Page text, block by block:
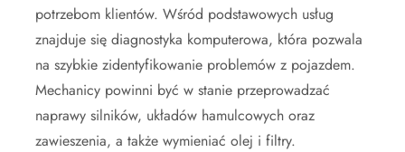
potrzebom klientów. Wśród podstawowych usług
znajduje się diagnostyka komputerowa, która pozwala
na szybkie zidentyfikowanie problemów z pojazdem.
Mechanicy powinni być w stanie przeprowadzać
naprawy silników, układów hamulcowych oraz
zawieszenia, a także wymieniać olej i filtry.